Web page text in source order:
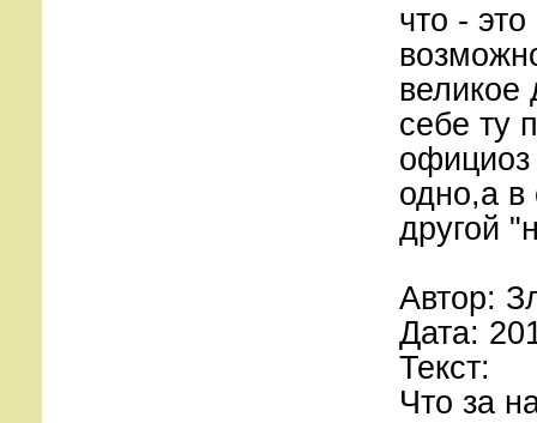
что -
себе ту
официоз
одно,а в
другой
Автор:
Дата:
Текст:
Что за